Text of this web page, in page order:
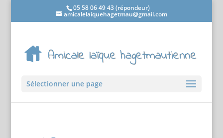
05 58 06 49 43 (répondeur)
amicalelaiquehagetmau@gmail.com
Sélectionner une page